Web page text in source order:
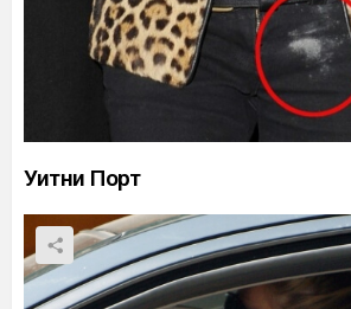
Уитни Порт